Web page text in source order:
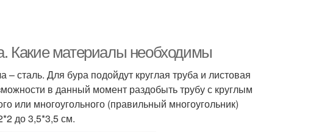
Какие материалы необходимы
сталь. Для бура подойдут круглая труба и листовая
в данный момент раздобыть трубу с круглым
или многоугольного (правильный многоугольник)
до 3,5*3,5 см.